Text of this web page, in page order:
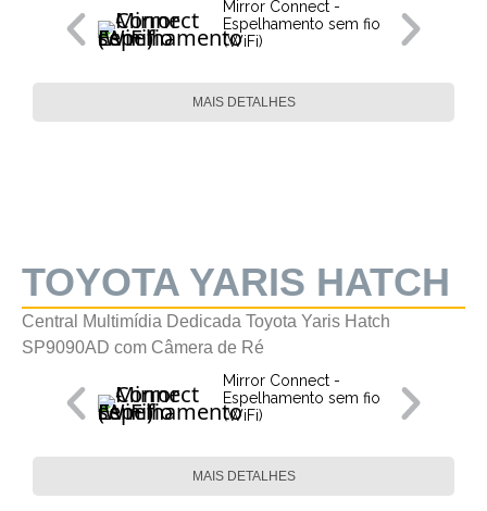
Mirror Connect -
Espelhamento sem fio
(WiFi)
MAIS DETALHES
TOYOTA YARIS HATCH
Central Multimídia Dedicada Toyota Yaris Hatch
SP9090AD com Câmera de Ré
Mirror Connect -
Espelhamento sem fio
(WiFi)
MAIS DETALHES